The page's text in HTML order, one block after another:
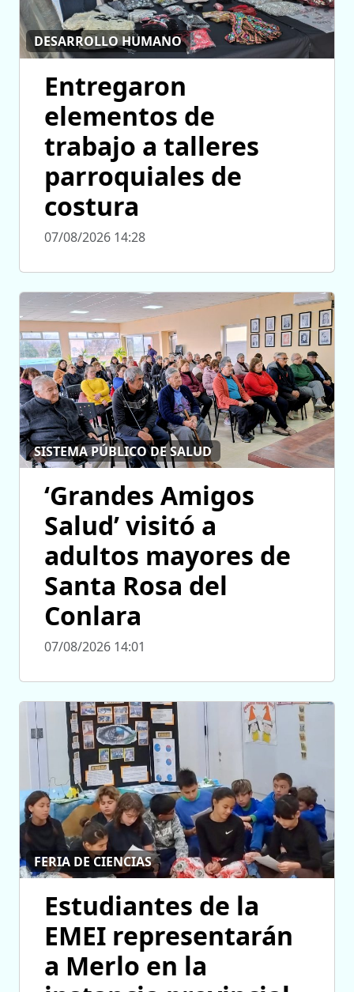
DESARROLLO HUMANO
Entregaron
elementos de
trabajo a talleres
parroquiales de
costura
07/08/2026 14:28
SISTEMA PÚBLICO DE SALUD
‘Grandes Amigos
Salud’ visitó a
adultos mayores de
Santa Rosa del
Conlara
07/08/2026 14:01
FERIA DE CIENCIAS
Estudiantes de la
EMEI representarán
a Merlo en la